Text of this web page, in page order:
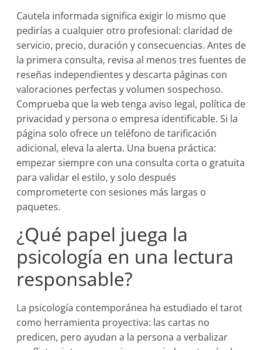
Cautela informada significa exigir lo mismo que
pedirías a cualquier otro profesional: claridad de
servicio, precio, duración y consecuencias. Antes de
la primera consulta, revisa al menos tres fuentes de
reseñas independientes y descarta páginas con
valoraciones perfectas y volumen sospechoso.
Comprueba que la web tenga aviso legal, política de
privacidad y persona o empresa identificable. Si la
página solo ofrece un teléfono de tarificación
adicional, eleva la alerta. Una buena práctica:
empezar siempre con una consulta corta o gratuita
para validar el estilo, y solo después
comprometerte con sesiones más largas o
paquetes.
¿Qué papel juega la
psicología en una lectura
responsable?
La psicología contemporánea ha estudiado el tarot
como herramienta proyectiva: las cartas no
predicen, pero ayudan a la persona a verbalizar